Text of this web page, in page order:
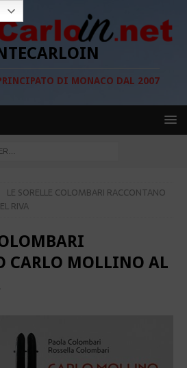
DI MONACO DAL 2007
LE SORELLE COLOMBARI RACCONTANO
RIVA
CARLO MOLLINO AL